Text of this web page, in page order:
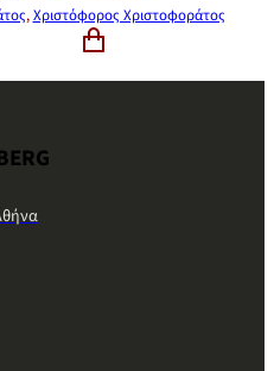
,Χριστόφορος Χριστοφοράτος